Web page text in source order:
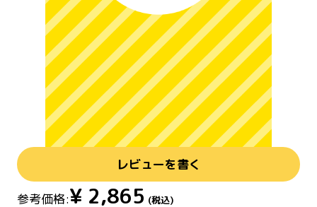
レビューを書く
参考価格:¥ 2,865 (税込)